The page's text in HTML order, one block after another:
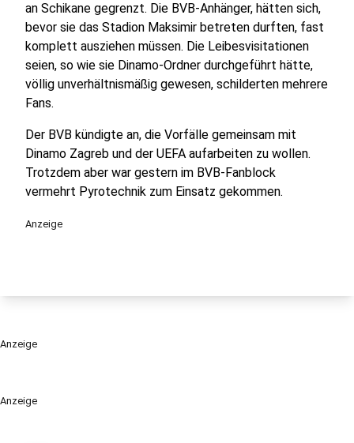
Anzeige
an Schikane gegrenzt. Die BVB-Anhänger, hätten sich,
bevor sie das Stadion Maksimir betreten durften, fast
komplett ausziehen müssen. Die Leibesvisitationen
seien, so wie sie Dinamo-Ordner durchgeführt hätte,
völlig unverhältnismäßig gewesen, schilderten mehrere
Fans.
Der BVB kündigte an, die Vorfälle gemeinsam mit
Dinamo Zagreb und der UEFA aufarbeiten zu wollen.
Trotzdem aber war gestern im BVB-Fanblock
vermehrt Pyrotechnik zum Einsatz gekommen.
Anzeige
Anzeige